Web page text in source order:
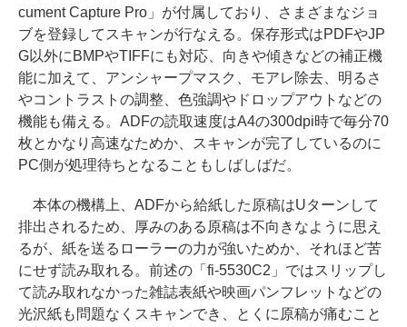
cument Capture Pro」が付属しており、さまざまなジョ
ブを登録してスキャンが行なえる。保存形式はPDFやJP
G以外にBMPやTIFFにも対応、向きや傾きなどの補正機
能に加えて、アンシャープマスク、モアレ除去、明るさ
やコントラストの調整、色強調やドロップアウトなどの
機能も備える。ADFの読取速度はA4の300dpi時で毎分70
枚とかなり高速なためか、スキャンが完了しているのに
PC側が処理待ちとなることもしばしばだ。
本体の機構上、ADFから給紙した原稿はUターンして
排出されるため、厚みのある原稿は不向きなように思え
るが、紙を送るローラーの力が強いためか、それほど苦
にせず読み取れる。前述の「fi-5530C2」ではスリップし
て読み取れなかった雑誌表紙や映画パンフレットなどの
光沢紙も問題なくスキャンでき、とくに原稿が痛むこと